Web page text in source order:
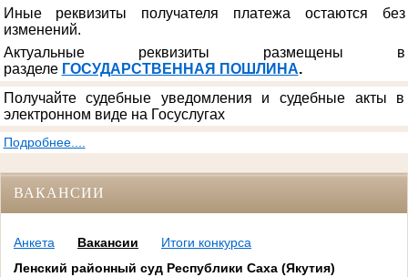
Иные реквизиты получателя платежа остаются без
изменений.
Актуальные реквизиты размещены в
разделе ГОСУДАРСТВЕННАЯ ПОШЛИНА.
Получайте судебные уведомления и судебные акты в
электронном виде на Госуслугах
Подробнее....
ВАКАНСИИ
Анкета Вакансии
Итоги конкурса
Ленский районный суд Республики Саха (Якутия)